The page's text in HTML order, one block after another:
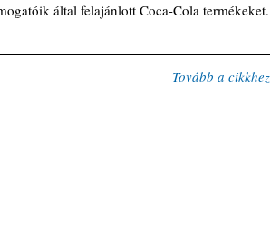
által felajánlott Coca-Cola termékeket.
Tovább a cikkhez